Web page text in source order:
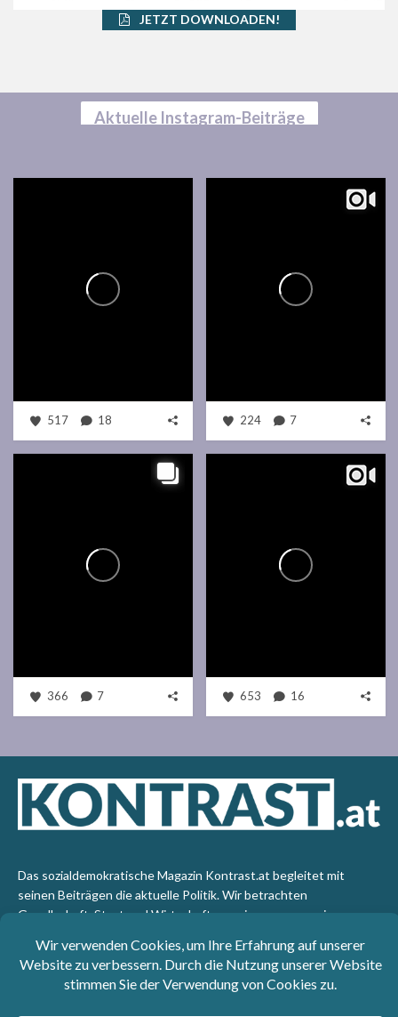
JETZT DOWNLOADEN!
Aktuelle Instagram-Beiträge
517 18 224 7
366 7 653 16
Das sozialdemokratische Magazin Kontrast.at begleitet mit
seinen Beiträgen die aktuelle Politik. Wir betrachten
Gesellschaft, Staat und Wirtschaft von einem progressiven,
sozialen Gerechtigkeit auf die Welt.
Impressum: SPÖ-Klub - 1017 Wien - Telefon: +43 1 40110-